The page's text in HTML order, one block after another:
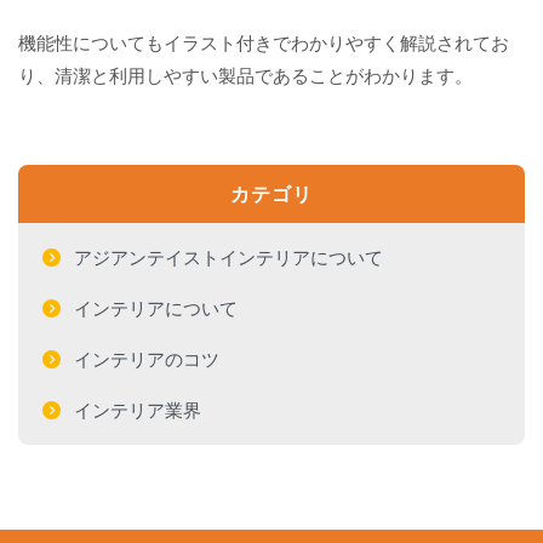
機能性についてもイラスト付きでわかりやすく解説されてお
り、清潔と利用しやすい製品であることがわかります。
カテゴリ
アジアンテイストインテリアについて
インテリアについて
インテリアのコツ
インテリア業界